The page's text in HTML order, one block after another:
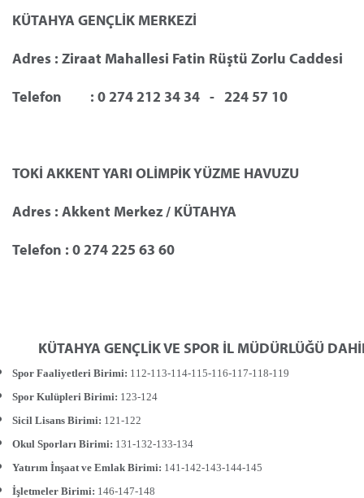
KÜTAHYA GENÇLİK MERKEZİ
Adres : Ziraat Mahallesi Fatin Rüştü Zorlu Caddesi
Telefon
	: 0 274 212 34 34   -   224 57 10
TOKİ AKKENT YARI OLİMPİK YÜZME HAVUZU
Adres : Akkent Merkez / KÜTAHYA
Telefon : 0 274 225 63 60
KÜTAHYA GENÇLİK VE SPOR İL MÜDÜRLÜĞÜ
Spor Faaliyetleri Birimi: 112-113-114-115-116-117-118-119
Spor Kulüpleri Birimi: 123-124
Sicil Lisans Birimi: 121-122
Okul Sporları Birimi: 131-132-133-134
Yatırım İnşaat ve Emlak Birimi: 141-142-143-144-145
İşletmeler Birimi: 146-147-148